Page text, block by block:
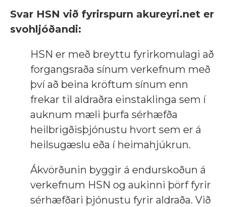
Svar HSN við fyrirspurn akureyri.net er
svohljóðandi:
HSN er með breyttu fyrirkomulagi að
forgangsraða sínum verkefnum með
því að beina kröftum sínum enn
frekar til aldraðra einstaklinga sem í
auknum mæli þurfa sérhæfða
heilbrigðisþjónustu hvort sem er á
heilsugæslu eða í heimahjúkrun.
Ákvörðunin byggir á endurskoðun á
verkefnum HSN og aukinni þörf fyrir
sérhæfðari þjónustu fyrir aldraða. Við